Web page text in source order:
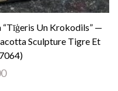
Un Krokodils” —
Sculpture Tigre Et